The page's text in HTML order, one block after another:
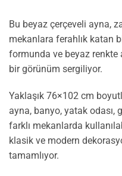
Bu beyaz çerçeveli ayna,
mekanlara ferahlık katan
formunda ve beyaz
bir görünüm sergiliyor.
Yaklaşık 76×102 cm
ayna, banyo, yatak odası,
farklı mekanlarda
klasik ve modern
tamamlıyor.